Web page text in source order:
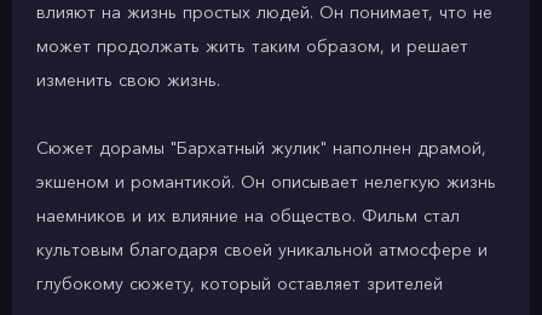
влияют на жизнь простых людей. Он понимает, что не
может продолжать жить таким образом, и решает
изменить свою жизнь.
Сюжет дорамы "Бархатный жулик" наполнен драмой,
экшеном и романтикой. Он описывает нелегкую жизнь
наемников и их влияние на общество. Фильм стал
культовым благодаря своей уникальной атмосфере и
глубокому сюжету, который оставляет зрителей